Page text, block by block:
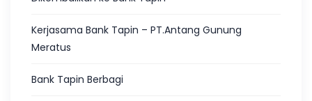
Kerjasama Bank Tapin – PT.Antang Gunung
Meratus
Bank Tapin Berbagi